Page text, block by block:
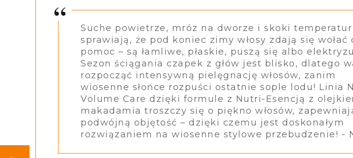
Suche powietrze, mróz na dworze i skoki temperatur
sprawiają, że pod koniec zimy włosy zdają się wołać
pomoc – są łamliwe, płaskie, puszą się albo
Sezon ściągania czapek z głów jest blisko, dlatego
rozpocząć intensywną pielęgnację włosów, zanim
wiosenne słońce rozpuści ostatnie sople lodu! Linia
Volume Care dzięki formule z Nutri-Esencją z
makadamia troszczy się o piękno włosów,
podwójną objętość – dzięki czemu jest doskonałym
rozwiązaniem na wiosenne stylowe przebudzenie! -